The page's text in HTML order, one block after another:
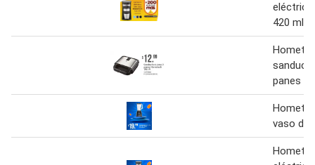
420 ml
panes
vaso de